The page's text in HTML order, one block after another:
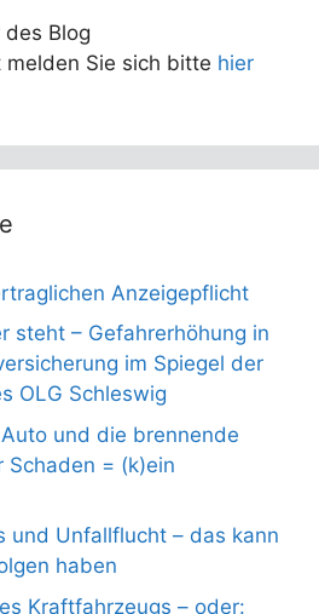
Blog
Sie sich bitte hier
Anzeigepflicht
steht – Gefahrerhöhung in
im Spiegel der
OLG Schleswig
und die brennende
Schaden = (k)ein
und Unfallflucht – das kann
haben
Kraftfahrzeugs – oder: